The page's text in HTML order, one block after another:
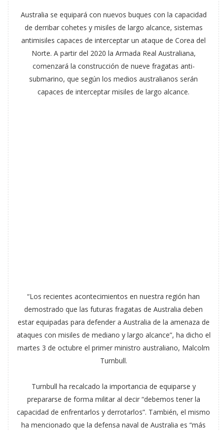
Australia se equipará con nuevos buques con la capacidad
de derribar cohetes y misiles de largo alcance, sistemas
antimisiles capaces de interceptar un ataque de Corea del
Norte. A partir del 2020 la Armada Real Australiana,
comenzará la construcción de nueve fragatas anti-
submarino, que según los medios australianos serán
capaces de interceptar misiles de largo alcance.
“Los recientes acontecimientos en nuestra región han
demostrado que las futuras fragatas de Australia deben
estar equipadas para defender a Australia de la amenaza de
ataques con misiles de mediano y largo alcance”, ha dicho el
martes 3 de octubre el primer ministro australiano, Malcolm
Turnbull.
Turnbull ha recalcado la importancia de equiparse y
prepararse de forma militar al decir “debemos tener la
capacidad de enfrentarlos y derrotarlos”. También, el mismo
ha mencionado que la defensa naval de Australia es “más